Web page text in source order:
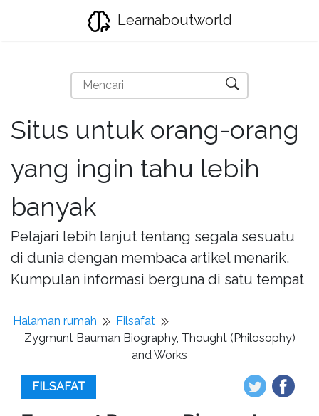
Learnaboutworld
Situs untuk orang-orang
yang ingin tahu lebih
banyak
Pelajari lebih lanjut tentang segala sesuatu
di dunia dengan membaca artikel menarik.
Kumpulan informasi berguna di satu tempat
Halaman rumah
Filsafat
Zygmunt Bauman Biography, Thought (Philosophy)
and Works
FILSAFAT